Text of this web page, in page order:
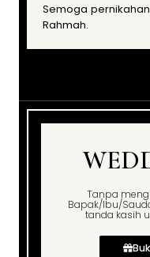
Semoga
Rahmah.
Tanpa
Bapak/Ibu/
tanda kasih